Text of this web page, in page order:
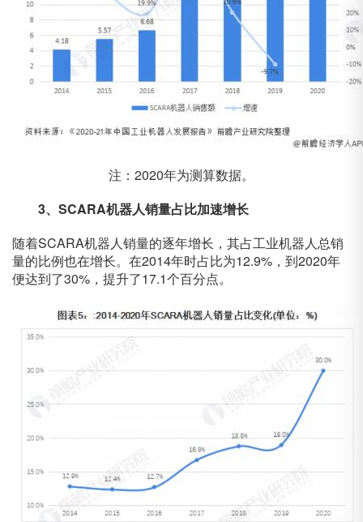
注：2020年为测算数据。
3、SCARA机器人销量占比加速增长
随着SCARA机器人销量的逐年增长，其占工业机器人总销
量的比例也在增长。在2014年时占比为12.9%，到2020年
便达到了30%，提升了17.1个百分点。